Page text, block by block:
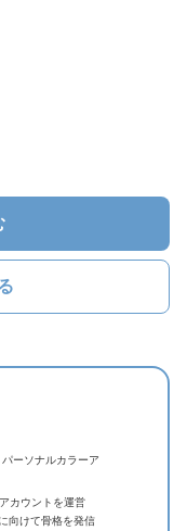
ーソナルカラーア
カウントを運営
向けて骨格を発信